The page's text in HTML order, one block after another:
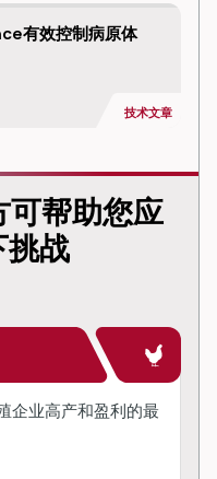
有效控制病原体
技术文章
可帮助您应
挑战
企业高产和盈利的最